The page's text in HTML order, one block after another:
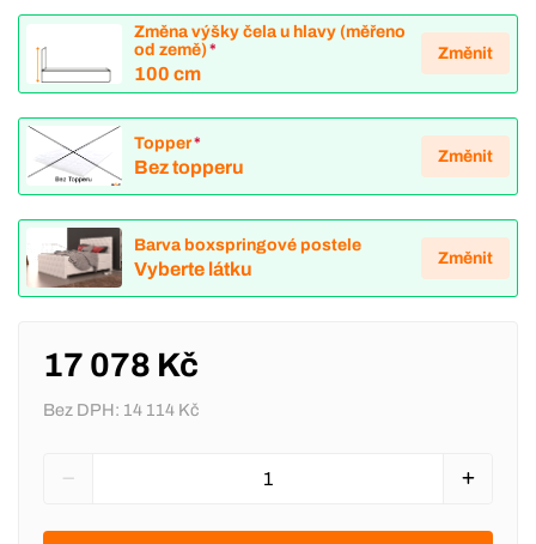
Změna výšky čela u hlavy (měřeno
od země)*
100 cm
Změnit
Topper*
Bez topperu
Změnit
Barva boxspringové postele
Vyberte látku
Změnit
17 078 Kč
Bez DPH: 14 114 Kč